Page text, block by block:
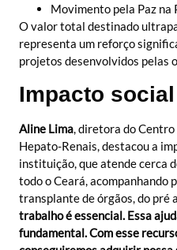
Movimento pela Paz na
O valor total destinado
representa um reforço
projetos desenvolvidos pelas
Impacto social
Aline Lima , diretora do
Hepato-Renais, destacou a
instituição, que atende cerca
todo o Ceará, acompanhando
transplante de órgãos, do pré
trabalho é essencial. Essa
fundamental. Com esse